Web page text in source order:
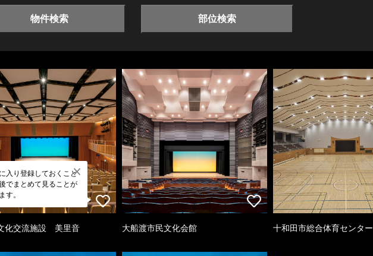
物件検索 部位検索
入り登録しておくこと
でまとめて見ることが
す。
化交流施設 美里音 大船渡市民文化会館 十和田市総合体育センター